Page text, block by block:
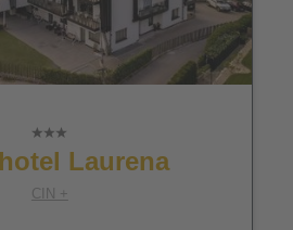
Laurena
CIN +